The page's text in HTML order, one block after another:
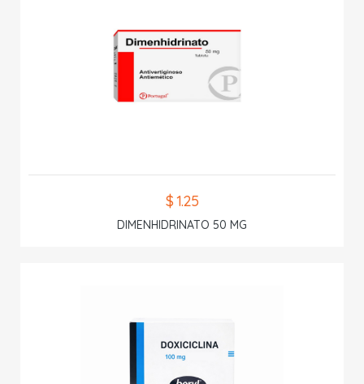
$ 1.25
DIMENHIDRINATO 50 MG